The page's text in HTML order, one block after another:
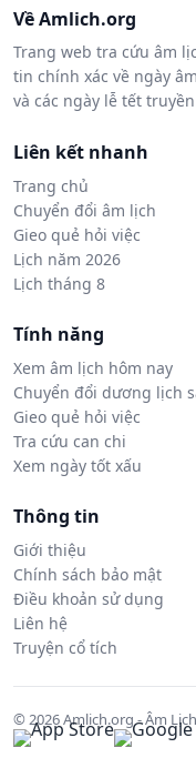
Về Amlich.org
Trang web tra cứu âm
tin chính xác về ngày
và các ngày lễ tết
Liên kết nhanh
Trang chủ
Chuyển đổi âm lịch
Gieo quẻ hỏi việc
Lịch năm 2026
Lịch tháng 8
Tính năng
Xem âm lịch hôm nay
Chuyển đổi dương lịch
Gieo quẻ hỏi việc
Tra cứu can chi
Xem ngày tốt xấu
Thông tin
Giới thiệu
Chính sách bảo mật
Điều khoản sử dụng
Liên hệ
Truyện cổ tích
© 2026 Amlich.org - Âm